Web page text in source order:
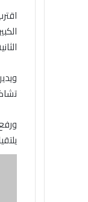
تشاكا (90+7 من ركلة جزاء)، فيما سجّل